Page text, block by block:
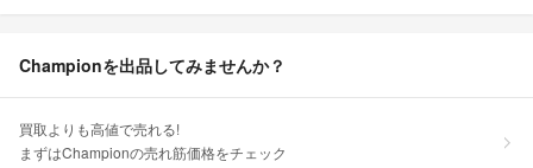
Championを出品してみませんか？
買取よりも高値で売れる!
まずはChampionの売れ筋価格をチェック